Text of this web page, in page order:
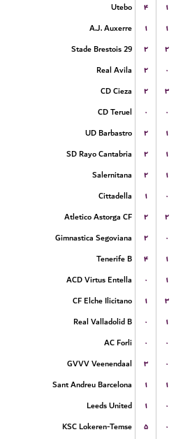
Utebo
۴ ۱
A.J. Auxerre
۱ ۱
Stade Brestois 29
۲ ۲
Real Avila
۲ ۰
CD Cieza
۲ ۳
CD Teruel
۰ ۰
UD Barbastro
۲ ۱
SD Rayo Cantabria
۲ ۱
Salernitana
۲ ۱
Cittadella
۱ ۰
Atletico Astorga CF
۲ ۲
Gimnastica Segoviana
۲ ۰
Tenerife B
۴ ۱
ACD Virtus Entella
۰ ۱
CF Elche Ilicitano
۱ ۳
Real Valladolid B
۰ ۱
AC Forli
۰ ۰
GVVV Veenendaal
۳ ۰
Sant Andreu Barcelona
۱ ۱
Leeds United
۱ ۰
KSC Lokeren-Temse
۵ ۰